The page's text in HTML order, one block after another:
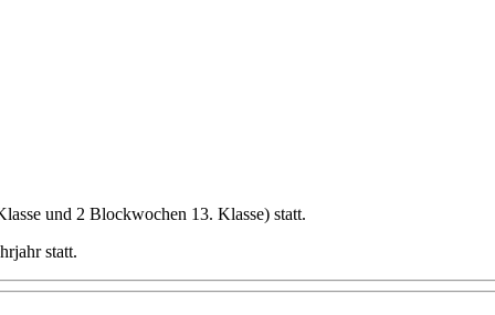
und 2 Blockwochen 13. Klasse) statt.
statt.